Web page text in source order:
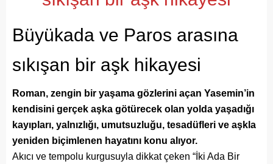
Büyükada ve Paros arasına
sıkışan bir aşk hikayesi
Roman, zengin bir yaşama gözlerini açan Yasemin’in
kendisini gerçek aşka götürecek olan yolda yaşadığı
kayıpları, yalnızlığı, umutsuzluğu, tesadüfleri ve aşkla
yeniden biçimlenen hayatını konu alıyor.
Akıcı ve tempolu kurgusuyla dikkat çeken “İki Ada Bir